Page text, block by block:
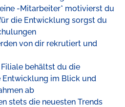
-Mitarbeiter* motivierst du
die Entwicklung sorgst du
von dir rekrutiert und
behältst du die
im Blick und
ab
stets die neuesten Trends